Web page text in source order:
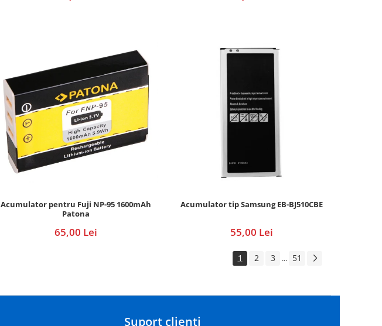
Acumulator pentru Fuji NP-95 1600mAh
Patona
65,00 Lei
Acumulator tip Samsung EB-BJ510CBE
55,00 Lei
1 2 3 ... 51
Suport clienti